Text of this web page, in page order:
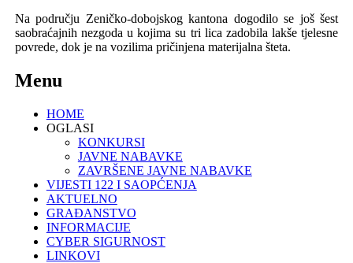
Na području Zeničko-dobojskogkantona dogodilo se još šest
saobraćajnih nezgoda u kojima su tri lica zadobila lakše tjelesne
povrede, dok je na vozilima pričinjena materijalna šteta.
Menu
HOME
OGLASI
KONKURSI
JAVNE NABAVKE
ZAVRŠENE JAVNE NABAVKE
VIJESTI 122 I SAOPĆENJA
AKTUELNO
GRAĐANSTVO
INFORMACIJE
CYBER SIGURNOST
LINKOVI